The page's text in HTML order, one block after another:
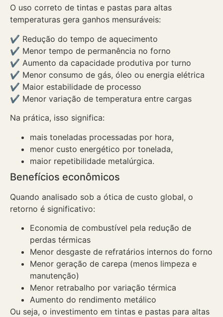
O uso correto de tintas e pastas para altas
temperaturas gera ganhos mensuráveis:
✔ Redução do tempo de aquecimento
✔ Menor tempo de permanência no forno
✔ Aumento da capacidade produtiva por turno
✔ Menor consumo de gás, óleo ou energia elétrica
✔ Maior estabilidade de processo
✔ Menor variação de temperatura entre cargas
Na prática, isso significa:
mais toneladas processadas por hora,
menor custo energético por tonelada,
maior repetibilidade metalúrgica.
Benefícios econômicos
Quando analisado sob a ótica de custo global, o
retorno é significativo:
Economia de combustível pela redução de
perdas térmicas
Menor desgaste de refratários internos do forno
Menor geração de carepa (menos limpeza e
manutenção)
Menor retrabalho por variação térmica
Aumento do rendimento metálico
Ou seja, o investimento em tintas e pastas para altas